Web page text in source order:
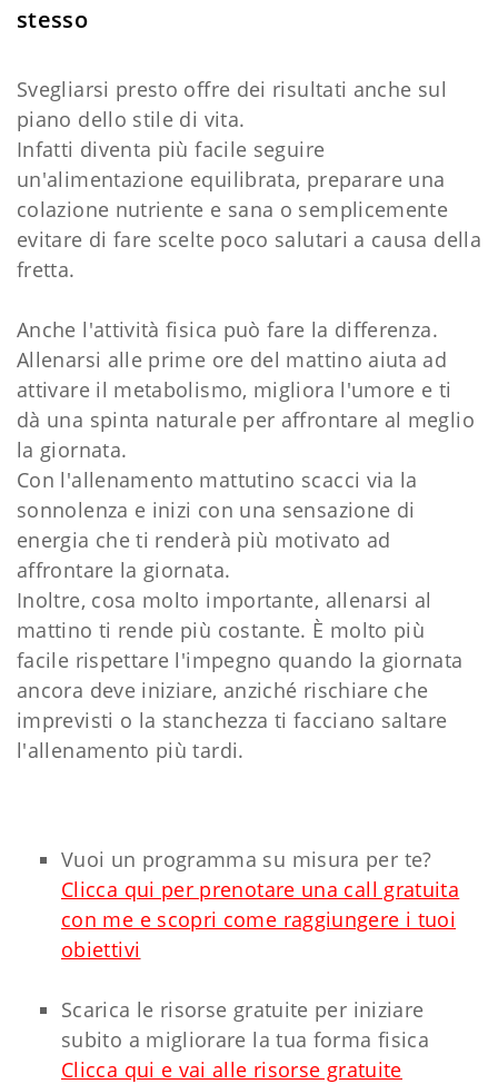
stesso
Svegliarsi presto offre dei risultati anche sul
piano dello stile di vita.
Infatti diventa più facile seguire
un'alimentazione equilibrata, preparare una
colazione nutriente e sana o semplicemente
evitare di fare scelte poco salutari a causa della
fretta.
Anche l'attività fisica può fare la differenza.
Allenarsi alle prime ore del mattino aiuta ad
attivare il metabolismo, migliora l'umore e ti
dà una spinta naturale per affrontare al meglio
la giornata.
Con l'allenamento mattutino scacci via la
sonnolenza e inizi con una sensazione di
energia che ti renderà più motivato ad
affrontare la giornata.
Inoltre, cosa molto importante, allenarsi al
mattino ti rende più costante. È molto più
facile rispettare l'impegno quando la giornata
ancora deve iniziare, anziché rischiare che
imprevisti o la stanchezza ti facciano saltare
l'allenamento più tardi.
Vuoi un programma su misura per te?
Clicca qui per prenotare una call gratuita
con me e scopri come raggiungere i tuoi
obiettivi
Scarica le risorse gratuite per iniziare
subito a migliorare la tua forma fisica
Clicca qui e vai alle risorse gratuite